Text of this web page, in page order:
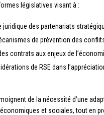
législatives visant à :
juridique des partenariats
de prévention des
contrats aux enjeux de
de RSE dans
de la nécessité d’une
et sociales, tout en